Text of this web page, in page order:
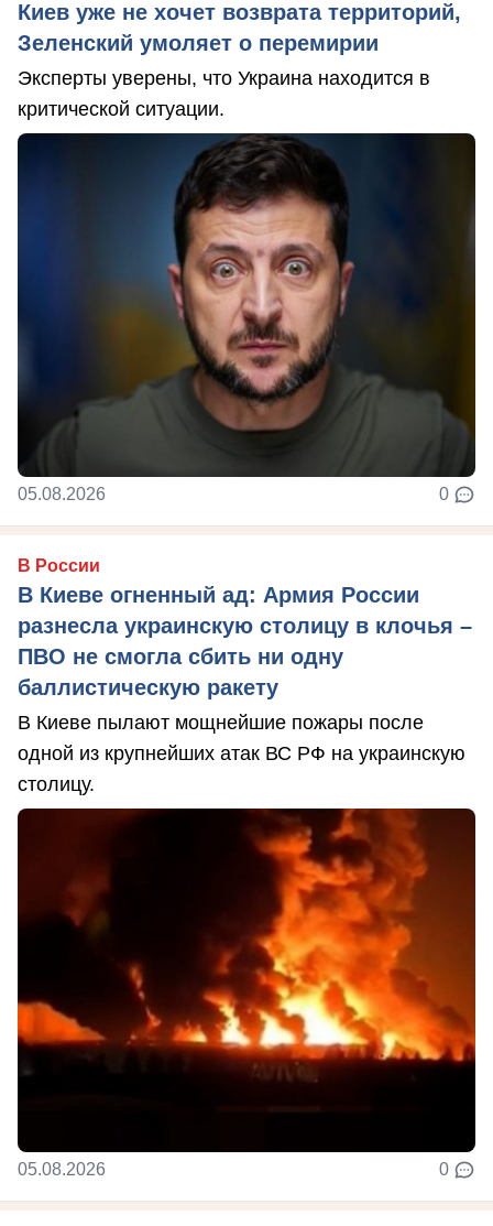
Киев уже не хочет возврата территорий,
Зеленский умоляет о перемирии
Эксперты уверены, что Украина находится в
критической ситуации.
05.08.2026 0
В России
В Киеве огненный ад: Армия России
разнесла украинскую столицу в клочья –
ПВО не смогла сбить ни одну
баллистическую ракету
В Киеве пылают мощнейшие пожары после
одной из крупнейших атак ВС РФ на украинскую
столицу.
05.08.2026 0